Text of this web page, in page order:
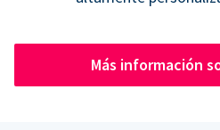
Más información